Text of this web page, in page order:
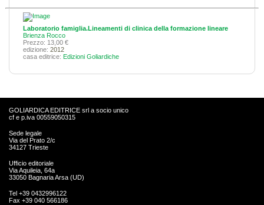
Laboratorio famiglia.Lineamenti di clinica della formazione lineare
Brienza Rocco
Prezzo: 13,00 €
edizione: 2012
casa editrice: Edizioni Goliardiche
GOLIARDICA EDITRICE srl a socio unico
cf e p.iva 00559050315
Sede legale
Via del Prato 2/c
34127 Trieste
Ufficio editoriale
Via Aquileia, 64a
33050 Bagnaria Arsa (UD)
Tel +39 0432996122
Fax +39 040 566186